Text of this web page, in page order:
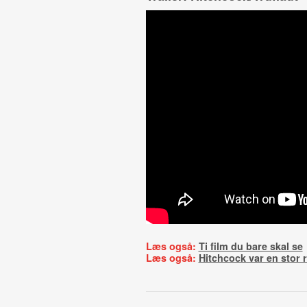
Læs også: Ti film du bare skal se
Læs også: Hitchcock var en stor